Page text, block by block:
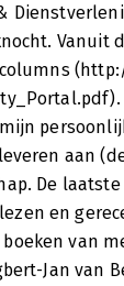
Vanuit
aan
De
en
van
Jan van